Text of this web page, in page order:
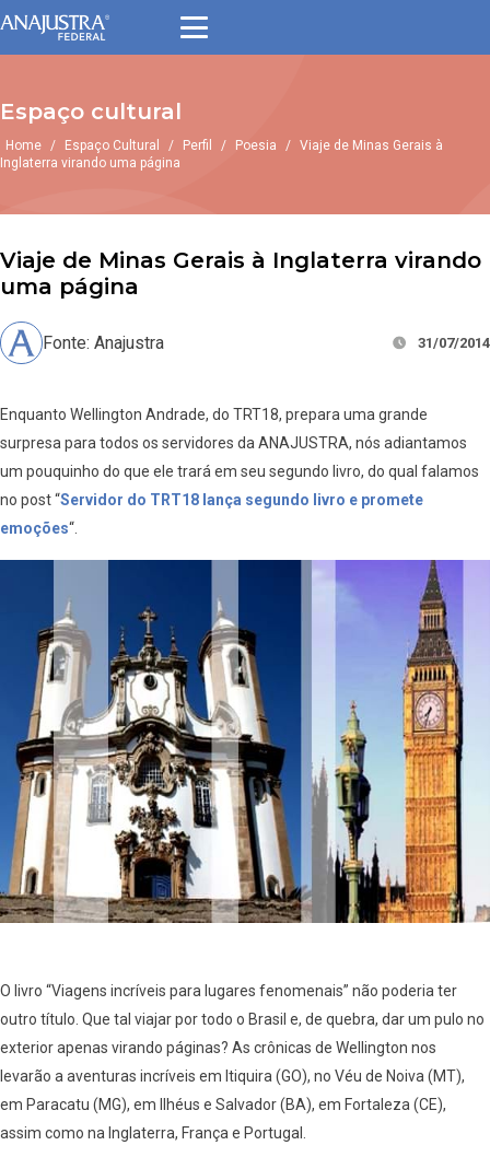
Espaço cultural
Home / Espaço Cultural / Perfil / Poesia / Viaje de Minas Gerais à
Inglaterra virando uma página
Viaje de Minas Gerais à Inglaterra virando
uma página
Fonte: Anajustra 31/07/2014
Enquanto Wellington Andrade, do TRT18, prepara uma grande
surpresa para todos os servidores da ANAJUSTRA, nós adiantamos
um pouquinho do que ele trará em seu segundo livro, do qual falamos
no post “Servidor do TRT18 lança segundo livro e promete
emoções“.
O livro “Viagens incríveis para lugares fenomenais” não poderia ter
outro título. Que tal viajar por todo o Brasil e, de quebra, dar um pulo no
exterior apenas virando páginas? As crônicas de Wellington nos
levarão a aventuras incríveis em Itiquira (GO), no Véu de Noiva (MT),
em Paracatu (MG), em Ilhéus e Salvador (BA), em Fortaleza (CE),
assim como na Inglaterra, França e Portugal.